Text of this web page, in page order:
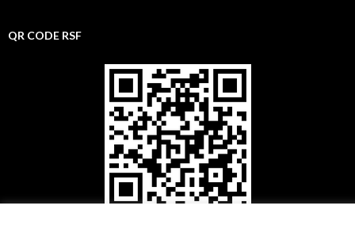
QR CODE RSF